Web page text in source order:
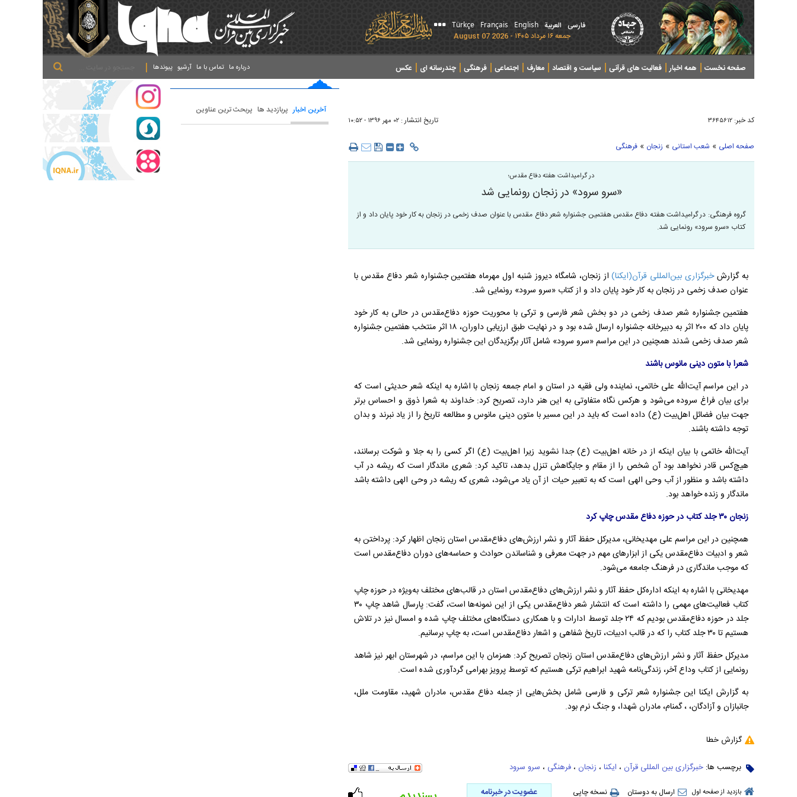
فارسی العربیة English
Français
Türkçe
جمعه ۱۶ مرداد ۱۴۰۵ - 2026 August 07
صفحه نخست همه اخبار فعالیت های قرآنی سیاست و اقتصاد معارف اجتماعی فرهنگی چندرسانه ای عکس پیوندها آرشیو تماس با ما درباره ما
کد خبر: ۳۶۴۵۶۱۲ تاریخ انتشار : ۰۲ مهر ۱۳۹۶ - ۱۰:۵۲
صفحه اصلی » شعب استانی » زنجان » فرهنگی
در گرامیداشت هفته دفاع مقدس؛
«سرو سرود» در زنجان رونمایی شد
گروه فرهنگی: در گرامیداشت هفته دفاع مقدس هفتمین جشنواره شعر دفاع مقدس با عنوان صدف زخمی در زنجان به کار خود پایان داد و از
کتاب «سرو سرود» رونمایی شد.
به گزارشخبرگزاری بین‌المللی قرآن(ایکنا)از زنجان، شامگاه دیروز شنبه اول مهرماه هفتمین جشنواره شعر دفاع مقدس با
عنوان صدف زخمی در زنجان به کار خود پایان داد و از کتاب «سرو سرود» رونمایی شد.
هفتمین جشنواره شعر صدف زخمی در دو بخش شعر فارسی و ترکی با محوریت حوزه دفاع‌مقدس در حالی به کار خود
پایان داد که ۲۰۰ اثر به دبیرخانه جشنواره ارسال شده بود و در نهایت طبق ارزیابی داوران، ۱۸ اثر منتخب هفتمین جشنواره
شعر صدف زخمی شدند همچنین در این مراسم«سرو سرود» شامل آثار برگزیدگان این جشنواره رونمایی شد.
شعرا با متون دینی مانوس باشند
در این مراسم آیت‌الله علی خاتمی، نماینده ولی فقیه در استان و امام جمعه زنجان با اشاره به اینکه شعر حدیثی است که
برای بیان فراغ سروده می‌شود و هرکس نگاه متفاوتی به این هنر دارد، تصریح کرد:خداوند به شعرا ذوق و احساس برتر
جهت بیان فضائل اهل‌بیت (ع) داده است که باید در این مسیر با متون دینی مانوس و مطالعه تاریخ را از یاد نبرند و بدان
توجه داشته باشند.
آیت‌الله خاتمی با بیان اینکه از در خانه اهل‌بیت (ع) جدا نشوید زیرا اهل‌بیت (ع) اگر کسی را به جلا و شوکت برسانند،
هیچ‌کس قادر نخواهد بود آن شخص را از مقام و جایگاهش تنزل بدهد، تاکید کرد: شعری ماندگار است که ریشه در آب
داشته باشد و منظور از آب وحی الهی است که به تعبیر حیات از آن یاد می‌شود، شعری که ریشه در وحی الهی داشته باشد
ماندگار و زنده خواهد بود.
زنجان ۳۰
جلد کتاب در حوزه دفاع‌ مقدس چاپ کرد
همچنین در این مراسم علی مهدیخانی،مدیرکل حفظ آثار و نشر ارزش‌های دفاع‌مقدس استان زنجان اظهار کرد: پرداختن به
شعر و ادبیات دفاع‌مقدس یکی از ابزارهای مهم در جهت معرفی و شناساندن حوادث و حماسه‌های دوران دفاع‌مقدس است
که موجب ماندگاری در فرهنگ جامعه می‌شود.
مهدیخانی با اشاره به اینکه اداره‌کل حفظ آثار و نشر ارزش‌های دفاع‌مقدس استان در قالب‌های مختلف به‌ویژه در حوزه چاپ
کتاب فعالیت‌های مهمی را داشته است که انتشار شعر دفاع‌مقدس یکی از این نمونه‌ها است، گفت: پارسال شاهد چاپ ۳۰
جلد در حوزه دفاع‌مقدس بودیم که ۲۴جلد توسط ادارات و با همکاری دستگاه‌های مختلف چاپ شده و امسال نیز در تلاش
هستیم تا ۳۰جلد کتاب را که در قالب ادبیات، تاریخ شفاهی و اشعار دفاع‌مقدس است، به چاپ برسانیم.
مدیرکل حفظ آثار و نشر ارزش‌های دفاع‌مقدس استان زنجانتصریح کرد:همزمان با این مراسم، در شهرستان ابهر نیز شاهد
رونمایی از کتاب وداع آخر، زندگی‌نامه شهید ابراهیم ترکی هستیم که توسط پرویز بهرامی گردآوری شده است.
به گزارش ایکنا این جشنواره شعر ترکی و فارسی شامل بخش‌هایی از جمله دفاع مقدس، مادران شهید، مقاومت ملل،
جانبازان و آزادگان، ، گمنام، مادران شهدا، و جنگ نرم بود.
گزارش خطا
برچسب ها: خبرگزاری بین المللی قرآن ، ایکنا ، زنجان ، فرهنگی ، سرو سرود
بازدید از صفحه اول ارسال به دوستان نسخه چاپی عضویت در خبرنامه
آخرین اخبار پربازدید ها پربحث ترین عناوین